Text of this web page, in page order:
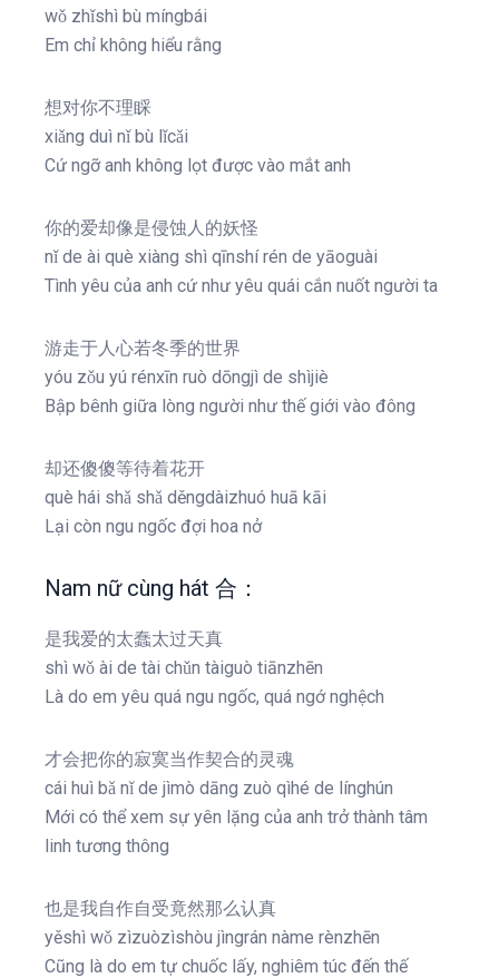
wǒ zhǐshì bù míngbái
Em chỉ không hiểu rằng
想对你不理睬
xiǎng duì nǐ bù lǐcǎi
Cứ ngỡ anh không lọt được vào mắt anh
你的爱却像是侵蚀人的妖怪
nǐ de ài què xiàng shì qīnshí rén de yāoguài
Tình yêu của anh cứ như yêu quái cắn nuốt người ta
游走于人心若冬季的世界
yóu zǒu yú rénxīn ruò dōngjì de shìjiè
Bập bênh giữa lòng người như thế giới vào đông
却还傻傻等待着花开
què hái shǎ shǎ děngdàizhuó huā kāi
Lại còn ngu ngốc đợi hoa nở
Nam nữ cùng hát 合：
是我爱的太蠢太过天真
shì wǒ ài de tài chǔn tàiguò tiānzhēn
Là do em yêu quá ngu ngốc, quá ngớ nghệch
才会把你的寂寞当作契合的灵魂
cái huì bǎ nǐ de jìmò dāng zuò qìhé de línghún
Mới có thể xem sự yên lặng của anh trở thành tâm
linh tương thông
也是我自作自受竟然那么认真
yěshì wǒ zìzuòzìshòu jìngrán nàme rènzhēn
Cũng là do em tự chuốc lấy, nghiêm túc đến thế